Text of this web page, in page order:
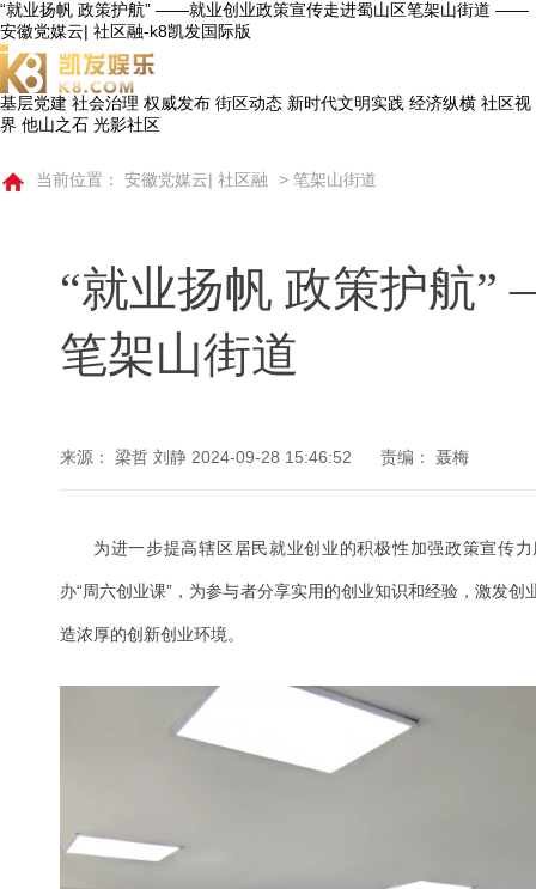
“就业扬帆 政策护航” ——就业创业政策宣传走进蜀山区笔架山街道 ——
安徽党媒云| 社区融-k8凯发国际版
基层党建 社会治理 权威发布 街区动态 新时代文明实践 经济纵横 社区视
界 他山之石 光影社区
当前位置： 安徽党媒云| 社区融 > 笔架山街道
“就业扬帆 政策护航
笔架山街道
来源： 梁哲 刘静 2024-09-28 15:46:52 责编： 聂梅
为进一步提高辖区居民就业创业的积极性加强政策宣传
办“周六创业课”，为参与者分享实用的创业知识和经验，激发
造浓厚的创新创业环境。